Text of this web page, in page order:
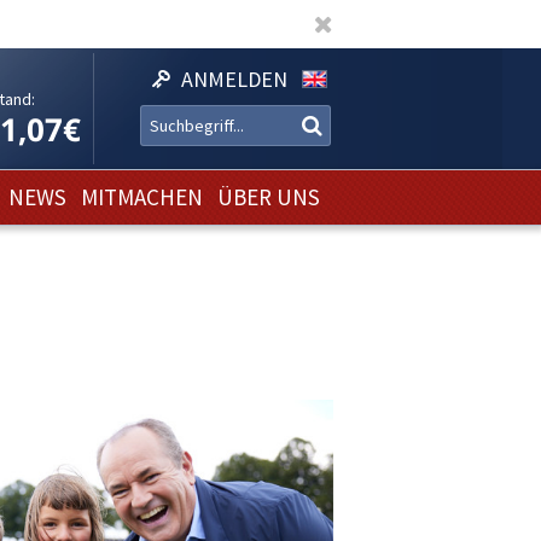
ANMELDEN
NEWS MITMACHEN ÜBER UNS